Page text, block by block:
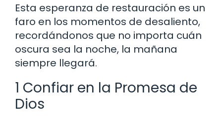
Esta esperanza de restauración es un
faro en los momentos de desaliento,
recordándonos que no importa cuán
oscura sea la noche, la mañana
siempre llegará.
1 Confiar en la Promesa de
Dios